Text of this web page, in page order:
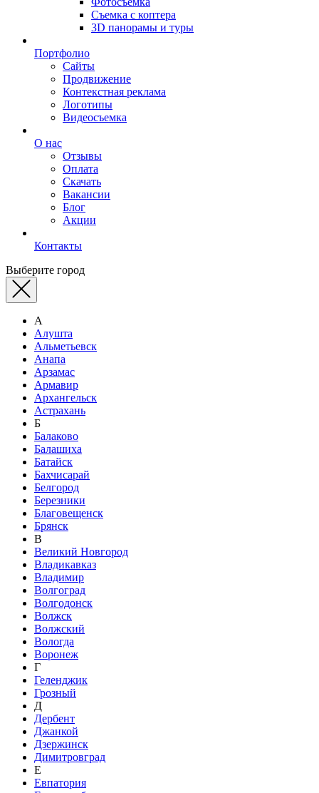
Съемка с коптера
3D панорамы и туры
Портфолио
Сайты
Продвижение
Контекстная реклама
Логотипы
Видеосъемка
О нас
Отзывы
Оплата
Скачать
Вакансии
Блог
Акции
Контакты
Выберите город
А
Алушта
Альметьевск
Анапа
Арзамас
Армавир
Архангельск
Астрахань
Б
Балаково
Балашиха
Батайск
Бахчисарай
Белгород
Березники
Благовещенск
Брянск
В
Великий Новгород
Владикавказ
Владимир
Волгоград
Волгодонск
Волжск
Волжский
Вологда
Воронеж
Г
Геленджик
Грозный
Д
Дербент
Джанкой
Дзержинск
Димитровград
Е
Евпатория